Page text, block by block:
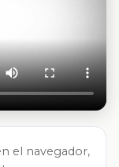
el navegador,